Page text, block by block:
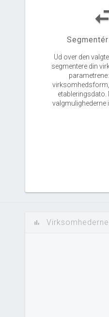
Ud over den
segmentere din
etableringsdato.
valgmulighederne
bar_chart